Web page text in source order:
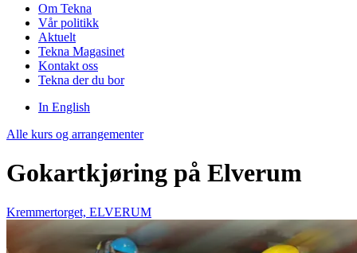
Om Tekna
Vår politikk
Aktuelt
Tekna Magasinet
Kontakt oss
Tekna der du bor
In English
Alle kurs og arrangementer
Gokartkjøring på Elverum
Kremmertorget, ELVERUM